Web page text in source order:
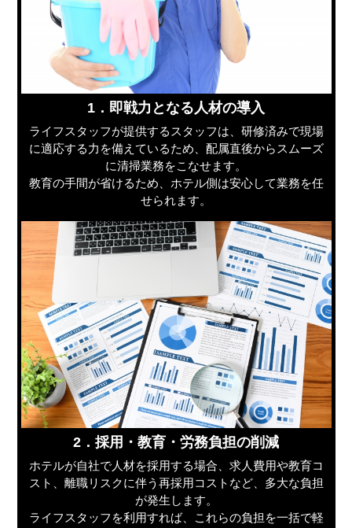
1．即戦力となる人材の導入
ライフスタッフが提供するスタッフは、研修済みで現場
に適応する力を備えているため、配属直後からスムーズ
に清掃業務をこなせます。
教育の手間が省けるため、ホテル側は安心して業務を任
せられます。
2．採用・教育・労務負担の削減
ホテルが自社で人材を採用する場合、求人費用や教育コ
スト、離職リスクに伴う再採用コストなど、多大な負担
が発生します。
ライフスタッフを利用すれば、これらの負担を一括で軽